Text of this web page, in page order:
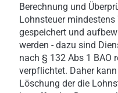
Berechnung und
Lohnsteuer mindestens
gespeichert und
werden - dazu sind
nach § 132 Abs 1 BAO
verpflichtet. Daher
Löschung der die